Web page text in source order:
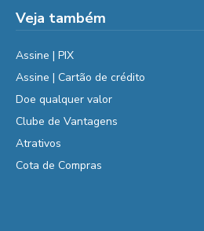
Veja também
Assine | PIX
Assine | Cartão de crédito
Doe qualquer valor
Clube de Vantagens
Atrativos
Cota de Compras